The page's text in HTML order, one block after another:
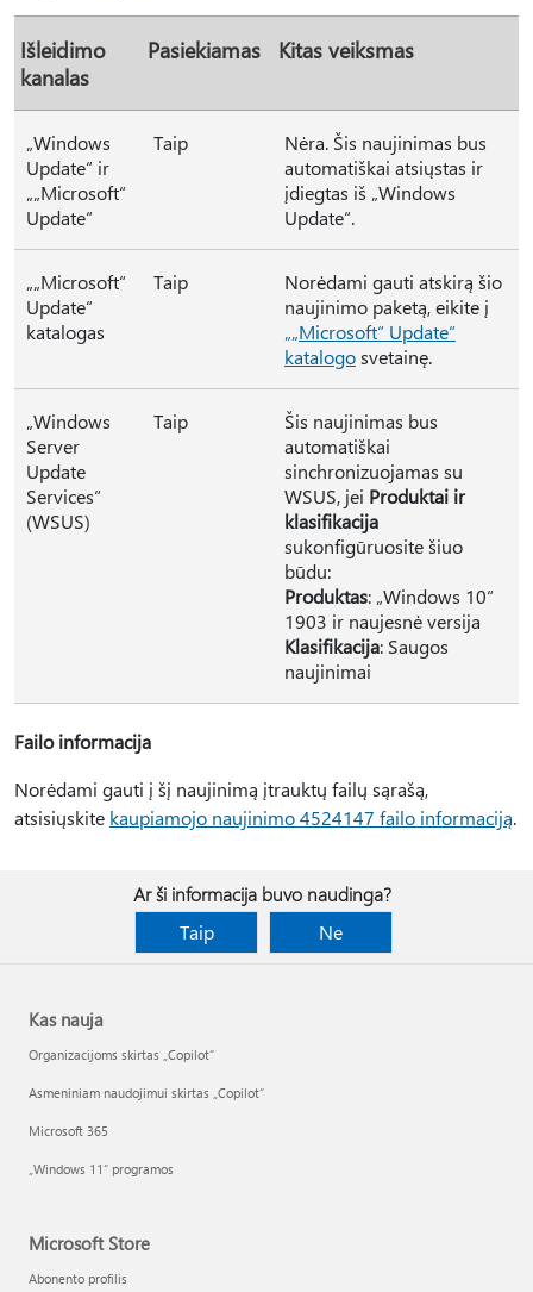
Išleidimo
kanalas
Pasiekiamas Kitas veiksmas
„Windows
Update“ ir
„„Microsoft“
Update“
Taip
Nėra. Šis naujinimas bus
automatiškai atsiųstas ir
įdiegtas iš „Windows
Update“.
„„Microsoft“
Update“
katalogas
Taip
Norėdami gauti atskirą šio
naujinimo paketą, eikite į
„„Microsoft“ Update“
katalogosvetainę.
„Windows
Server
Update
Services“
(WSUS)
Taip
Šis naujinimas bus
automatiškai
sinchronizuojamas su
WSUS, jei Produktai ir
klasifikacija
sukonfigūruosite šiuo
būdu:
Produktas: „Windows 10“
1903 ir naujesnė versija
Klasifikacija: Saugos
naujinimai
Failo informacija
Norėdami gauti į šį naujinimą įtrauktų failų sąrašą,
atsisiųskite kaupiamojo naujinimo 4524147 failo informaciją.
Ar ši informacija buvo naudinga?
Taip
Ne
Kas nauja
Organizacijoms skirtas „Copilot“
Asmeniniam naudojimui skirtas „Copilot“
Microsoft 365
„Windows 11“ programos
Microsoft Store
Abonento profilis